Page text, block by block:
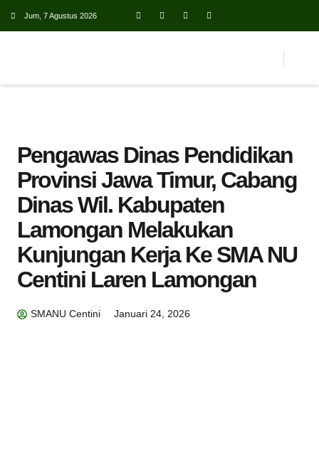
Jum, 7 Agustus 2026
Pengawas Dinas Pendidikan
Provinsi Jawa Timur, Cabang
Dinas Wil. Kabupaten
Lamongan Melakukan
Kunjungan Kerja Ke SMA NU
Centini Laren Lamongan
SMANU Centini Januari 24, 2026